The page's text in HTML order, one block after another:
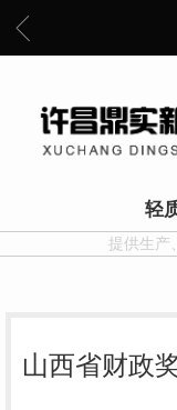
轻
提供生产
山西省财政